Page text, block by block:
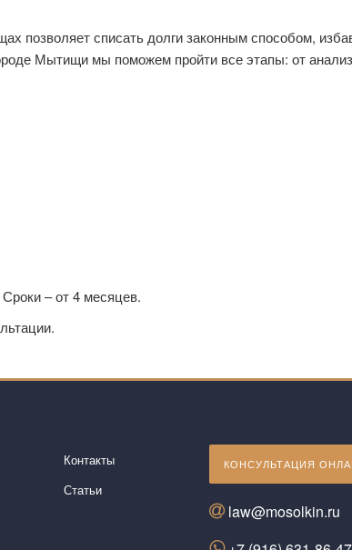
позволяет списать долги законным способом,
Мытищи мы поможем пройти все этапы: от
– от 4 месяцев.
Контакты
Статьи
КОНСУЛЬТАЦИЯ
law@mosolkin.ru